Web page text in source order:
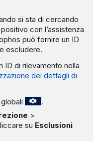
si sta di cercando
con l’assistenza
può fornire un ID
escludere.
ID di rilevamento nella
dei dettagli di
.
>
su Esclusioni